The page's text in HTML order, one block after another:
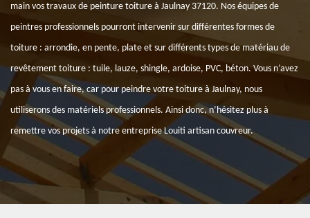
main vos travaux de peinture toiture à Jaulnay 37120. Nos équipes de
peintres professionnels pourront intervenir sur différentes formes de
toiture : arrondie, en pente, plate et sur différents types de matériau de
revêtement toiture : tuile, lauze, shingle, ardoise, PVC, béton. Vous n’avez
pas à vous en faire, car pour peindre votre toiture à Jaulnay, nous
utiliserons des matériels professionnels. Ainsi donc, n’hésitez plus à
remettre vos projets à notre entreprise Louiti artisan couvreur.